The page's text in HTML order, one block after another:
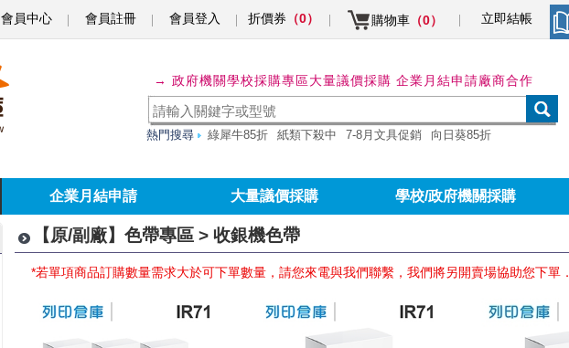
會員中心 會員註冊 會員登入 折價券 （0） 購物車 （0） 立即結帳
→ 政府機關學校採購專區大量議價採購 企業月結申請廠商合作
熱門搜尋 綠犀牛85折 紙類下殺中 7-8月文具促銷 向日葵85折
企業月結申請 大量議價採購 學校/政府機關採購
【原/副廠】色帶專區 > 收銀機色帶
*若單項商品訂購數量需求大於可下單數量，請您來電與我們聯繫，我們將另開賣場協助您下單．